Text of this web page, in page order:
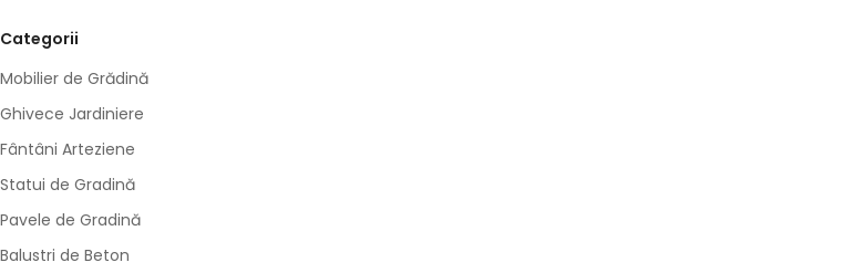
Categorii
Mobilier de Grădină
Ghivece Jardiniere
Fântâni Arteziene
Statui de Gradină
Pavele de Gradină
Balustri de Beton